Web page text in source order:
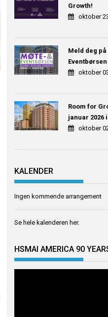
Growth!
oktober
Meld deg
Eventbørsen
oktober
Room for
januar 2026
oktober
KALENDER
Ingen kommende arrangement
Se hele kalenderen her.
HSMAI AMERICA 90